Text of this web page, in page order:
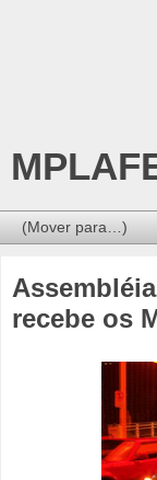
recebe os